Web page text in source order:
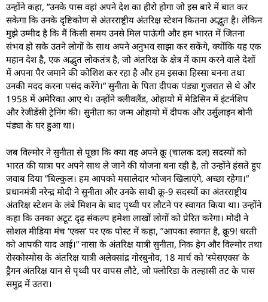
उन्होंने कहा, ”उनके पास वहां अपने देश का हीरो होगा जो इस बारे में बात कर
सकेगा कि उनके दृष्टिकोण से अंतरराष्ट्रीय अंतरिक्ष स्टेशन कितना अद्भुत है। लेकिन
मुझे उम्मीद है कि मैं किसी समय उनसे मिल पाऊंगी और हम भारत में जितना
संभव हो सके उतने लोगों के साथ अपने अनुभव साझा कर सकेंगे, क्योंकि यह एक
महान देश है, एक अद्भुत लोकतंत्र है, जो अंतरिक्ष के क्षेत्र में काम करने वाले देशों
में अपना पैर जमाने की कोशिश कर रहा है और हम इसका हिस्सा बनना तथा
उनकी मदद करना पसंद करेंगे।” सुनीता के पिता दीपक पंड्या गुजरात से थे और
1958 में अमेरिका आए थे। उन्होंने क्लीवलैंड, ओहायो में मेडिसिन में इंटर्नशिप
और रेजीडेंसी ट्रेनिंग की। सुनीता का जन्म ओहायो में दीपक और उर्सुलाइन बोनी
पंड्या के घर हुआ था।
जब विल्मोर ने सुनीता से पूछा कि क्या वह अपने क्रू (चालक दल) सदस्यों को
भारत की यात्रा पर अपने साथ ले जाने की योजना बना रही है, तो उन्होंने हंसते हुए
जवाब दिया ”बिल्कुल। हम आपको मसालेदार भोजन खिलाएंगे, अच्छा रहेगा।”
प्रधानमंत्री नरेन्द्र मोदी ने सुनीता और उनके साथी क्रू-9 सदस्यों का अंतरराष्ट्रीय
अंतरिक्ष स्टेशन के लंबे मिशन के बाद पृथ्वी पर लौटने पर स्वागत किया था। उन्होंने
कहा कि उनका अटूट दृढ़ संकल्प हमेशा लाखों लोगों को प्रेरित करेगा। मोदी ने
सोशल मीडिया मंच ‘एक्स’ पर एक पोस्ट में कहा, ”आपका स्वागत है, क्रू9! धरती
को आपकी याद आई।” नासा के अंतरिक्ष यात्री सुनीता, निक हेग और विल्मोर तथा
रोस्कोस्मोस के अंतरिक्ष यात्री अलेक्सांद्र गोरबुनोव, 18 मार्च को ‘स्पेसएक्स’ के
ड्रैगन अंतरिक्ष यान से पृथ्वी पर वापस लौटे, जो फ्लोरिडा के तल्हासी तट के पास
समुद्र में उतरा।